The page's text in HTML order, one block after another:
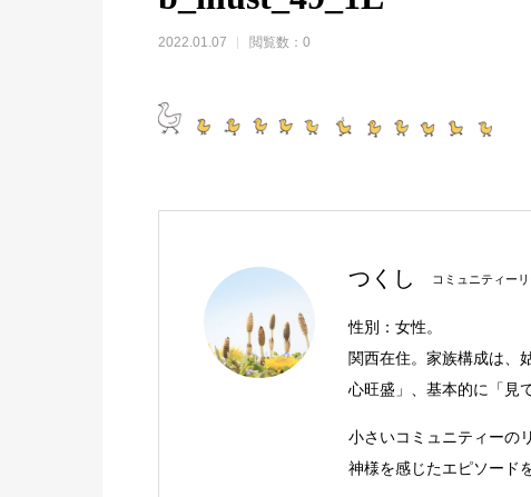
2022.01.07 閲覧数：0
つくし コミュニティー
性別：女性。
関西在住。家族構成は、
心旺盛」、基本的に「見
小さいコミュニティーの
神様を感じたエピソード